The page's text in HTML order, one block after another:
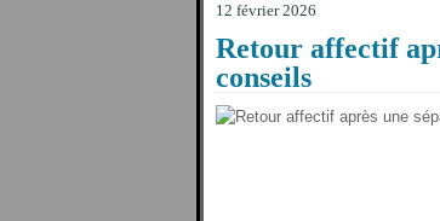
12 février 2026
Retour affectif
conseils